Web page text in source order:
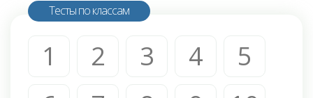
Тесты по классам
1 2 3 4
5